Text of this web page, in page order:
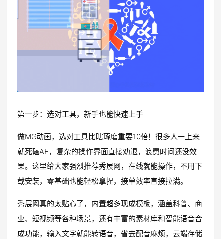
第一步：选对工具，新手也能快速上手
做MG动画，选对工具比瞎琢磨重要10倍！很多人一上来
就死磕AE，复杂的操作界面直接劝退，浪费时间还没效
果。这里给大家强烈推荐秀展网，在线就能操作，不用下
载安装，零基础也能轻松拿捏，接单效率直接拉满。
秀展网真的太贴心了，内置超多现成模板，涵盖科普、商
业、短视频等各种场景，还有丰富的素材库和智能语音合
成功能，输入文字就能转语音，省去配音麻烦，云端存储